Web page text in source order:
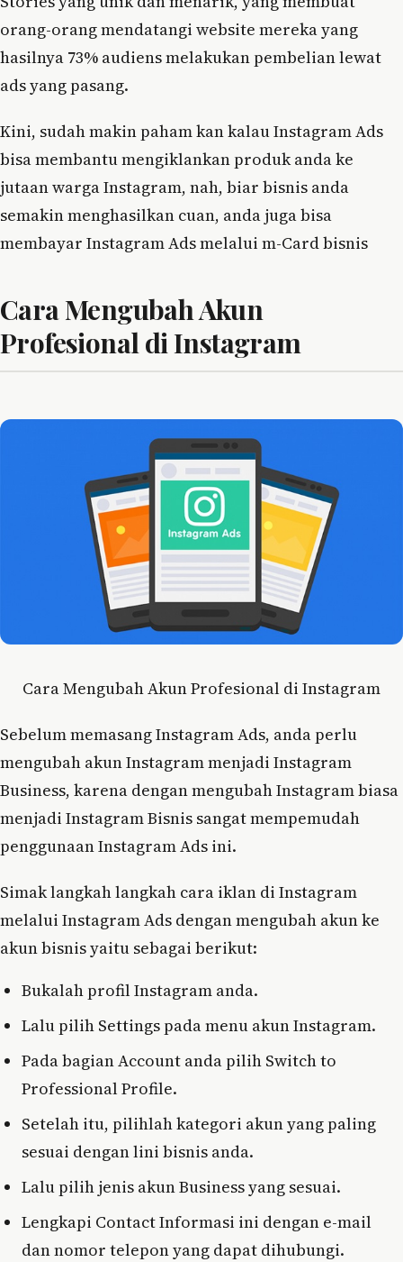
orang-orang mendatangi website mereka yang
hasilnya 73% audiens melakukan pembelian lewat
ads yang pasang.
Kini, sudah makin paham kan kalau Instagram Ads
bisa membantu mengiklankan produk anda ke
jutaan warga Instagram, nah, biar bisnis anda
semakin menghasilkan cuan, anda juga bisa
membayar Instagram Ads melalui m-Card bisnis
Cara Mengubah Akun
Profesional di Instagram
Cara Mengubah Akun Profesional di Instagram
Sebelum memasang Instagram Ads, anda perlu
mengubah akun Instagram menjadi Instagram
Business, karena dengan mengubah Instagram biasa
menjadi Instagram Bisnis sangat mempemudah
penggunaan Instagram Ads ini.
Simak langkah langkah cara iklan di Instagram
melalui Instagram Ads dengan mengubah akun ke
akun bisnis yaitu sebagai berikut:
Bukalah profil Instagram anda.
Lalu pilih Settings pada menu akun Instagram.
Pada bagian Account anda pilih Switch to
Professional Profile.
Setelah itu, pilihlah kategori akun yang paling
sesuai dengan lini bisnis anda.
Lalu pilih jenis akun Business yang sesuai.
Lengkapi Contact Informasi ini dengan e-mail
dan nomor telepon yang dapat dihubungi.